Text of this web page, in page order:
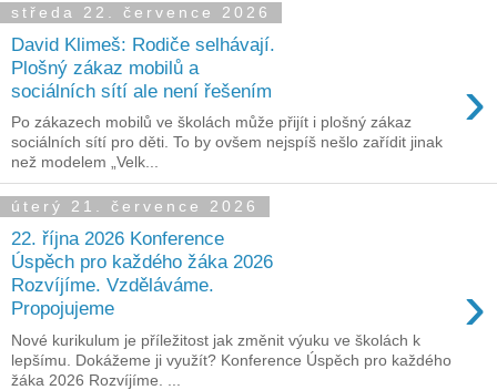
středa 22. července 2026
David Klimeš: Rodiče selhávají.
Plošný zákaz mobilů a
sociálních sítí ale není řešením
›
Po zákazech mobilů ve školách může přijít i plošný zákaz
sociálních sítí pro děti. To by ovšem nejspíš nešlo zařídit jinak
než modelem „Velk...
úterý 21. července 2026
22. října 2026 Konference
Úspěch pro každého žáka 2026
Rozvíjíme. Vzděláváme.
Propojujeme
›
Nové kurikulum je příležitost jak změnit výuku ve školách k
lepšímu. Dokážeme ji využít? Konference Úspěch pro každého
žáka 2026 Rozvíjíme. ...